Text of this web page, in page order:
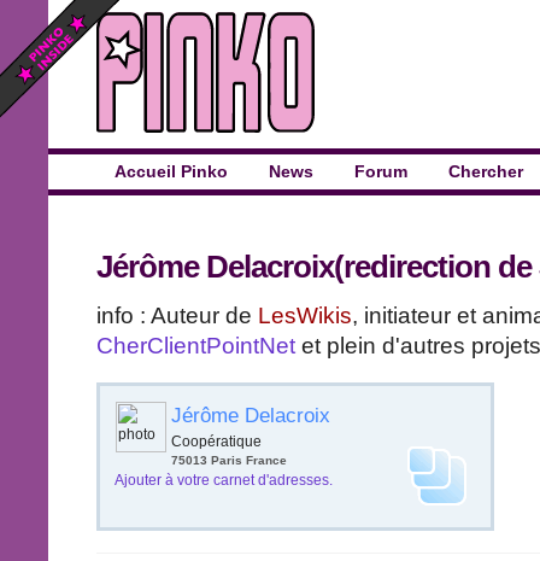
Accueil Pinko News Forum Chercher
Jérôme Delacroix(redirection de
info : Auteur de LesWikis, initiateur et
CherClientPointNet et plein d'autres
Jérôme Delacroix
Coopératique
75013 ParisFrance
Ajouter à votre carnet d'adresses.